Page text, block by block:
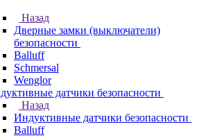
Назад
Дверные замки (выключатели)
безопасности
Balluff
Schmersal
Wenglor
датчики безопасности
Назад
Индуктивные датчики безопасности
Balluff